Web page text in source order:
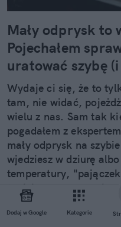
Dodaj w Google Kategorie
Mały odprysk to
Pojechałem
uratować szybę
Wydaje ci się, że to
tam, nie widać,
wielu z nas. Sam tak
pogadałem z
mały odprysk na
wjedziesz w dziurę
temperatury,
taniej naprawy, czeka
szyby. Wybrałem się
na własne oczy